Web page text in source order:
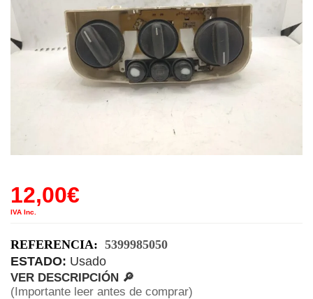
12,00€
IVA Inc.
REFERENCIA: 5399985050
ESTADO: Usado
VER DESCRIPCIÓN 🔎
(Importante leer antes de comprar)